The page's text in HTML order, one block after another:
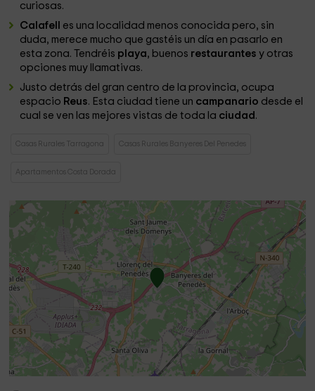
curiosas.
Calafell
es una localidad menos conocida pero, sin
duda, merece mucho que gastéis un día en pasarlo en
esta zona. Tendréis playa, buenos restaurantes y otras
opciones muy llamativas.
Justo detrás del gran centro de la provincia, ocupa
espacio Reus. Esta ciudad tiene un campanario desde el
cual se ven las mejores vistas de toda la ciudad .
Casas Rurales Tarragona Casas Rurales Banyeres Del Penedes
Apartamentos Costa Dorada